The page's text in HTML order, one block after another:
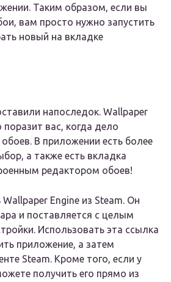
Таким образом, если вы
вам просто нужно запустить
новый на вкладке
напоследок. Wallpaper
поразит вас, когда дело
В приложении есть более
а также есть вкладка
редактором обоев!
Engine из Steam. Он
и поставляется с целым
Использовать эта ссылка
приложение, а затем
Steam. Кроме того, если у
получить его прямо из